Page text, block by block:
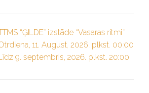
“ĢILDE” izstāde “Vasaras ritmi”
11. August, 2026. plkst. 00:00
9. septembris, 2026. plkst. 20:00